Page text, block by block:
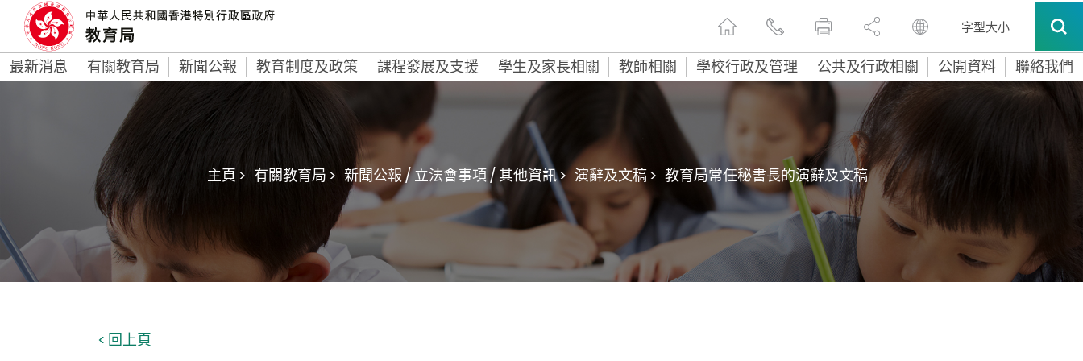
字型大小
最新消息 有關教育局 新聞公報 教育制度及政策 課程發展及支援 學生及家長相關 教師相關 學校行政及管理 公共及行政相關 公開資料 聯絡我們
主頁 > 有關教育局 > 新聞公報 / 立法會事項 / 其他資訊 > 演辭及文稿 > 教育局常任秘書長的演辭及文稿
< 回上頁